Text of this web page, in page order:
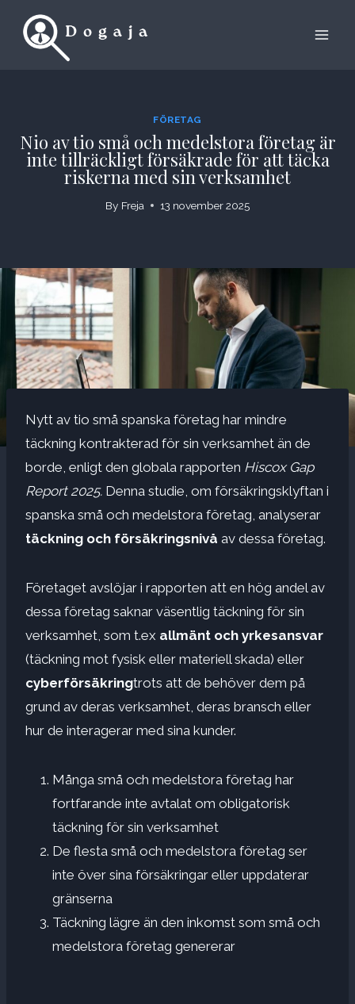
FÖRETAG
Nio av tio små och medelstora företag är
inte tillräckligt försäkrade för att täcka
riskerna med sin verksamhet
By Freja 13 november 2025
Nytt av tio små spanska företag har mindre
täckning kontrakterad för sin verksamhet än de
borde, enligt den globala rapporten Hiscox Gap
Report 2025. Denna studie, om försäkringsklyftan i
spanska små och medelstora företag, analyserar
täckning och försäkringsnivå av dessa företag.
Företaget avslöjar i rapporten att en hög andel av
dessa företag saknar väsentlig täckning för sin
verksamhet, som t.ex allmänt och yrkesansvar
(täckning mot fysisk eller materiell skada) eller
cyberförsäkringtrots att de behöver dem på
grund av deras verksamhet, deras bransch eller
hur de interagerar med sina kunder.
Många små och medelstora företag har
fortfarande inte avtalat om obligatorisk
täckning för sin verksamhet
De flesta små och medelstora företag ser
inte över sina försäkringar eller uppdaterar
gränserna
Täckning lägre än den inkomst som små och
medelstora företag genererar